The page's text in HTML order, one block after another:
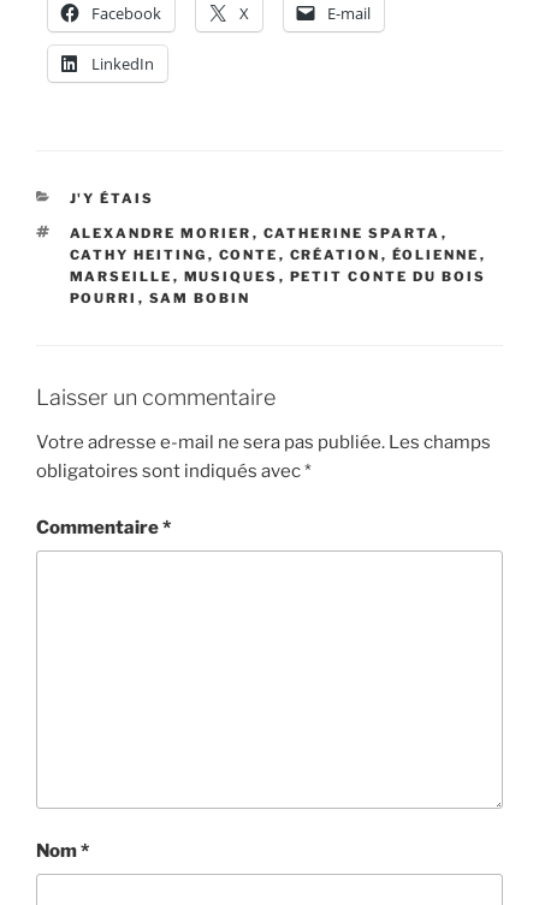
Facebook X E-mail
LinkedIn
CATÉGORIES
J'Y ÉTAIS
ÉTIQUETTES
ALEXANDRE MORIER , CATHERINE SPARTA ,
CATHY HEITING , CONTE , CRÉATION , ÉOLIENNE ,
MARSEILLE , MUSIQUES , PETIT CONTE DU BOIS
POURRI , SAM BOBIN
Laisser un commentaire
Votre adresse e-mail ne sera pas publiée. Les champs
obligatoires sont indiqués avec*
Commentaire*
Nom*